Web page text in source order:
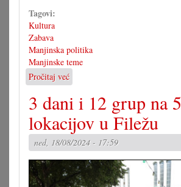
Tagovi:
Kultura
Zabava
Manjinska politika
Manjinske teme
Pročitaj već
51.
Dan
mladine
u
Malom
Borištofu
3 dani i 12 grup na 5
lokacijov u Filežu
ned, 18/08/2024 - 17:59